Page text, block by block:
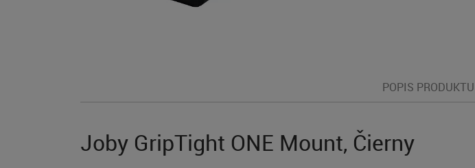
POPIS PRODUKTU
Joby GripTight ONE Mount, Čierny